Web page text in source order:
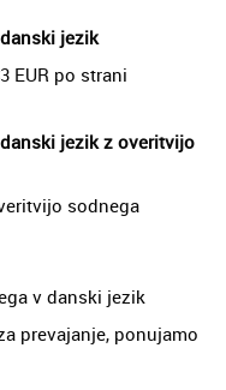
jezik
EUR po strani
jezik z overitvijo
sodnega
v danski jezik
prevajanje, ponujamo